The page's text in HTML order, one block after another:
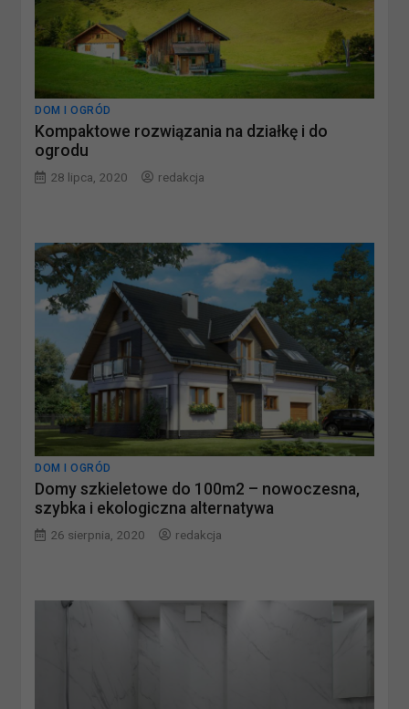
DOM I OGRÓD
Kompaktowe rozwiązania na działkę i do
ogrodu
28 lipca, 2020 redakcja
DOM I OGRÓD
Domy szkieletowe do 100m2 – nowoczesna,
szybka i ekologiczna alternatywa
26 sierpnia, 2020 redakcja